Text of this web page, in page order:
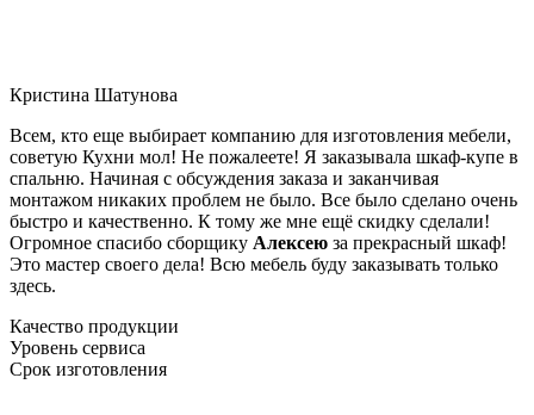
Кристина Шатунова
Всем, кто еще выбирает компанию для изготовления мебели,
советую Кухни мол! Не пожалеете! Я заказывала шкаф-купе в
спальню. Начиная с обсуждения заказа и заканчивая
монтажом никаких проблем не было. Все было сделано очень
быстро и качественно. К тому же мне ещё скидку сделали!
Огромное спасибо сборщику Алексею за прекрасный шкаф!
Это мастер своего дела! Всю мебель буду заказывать только
здесь.
Качество продукции
Уровень сервиса
Срок изготовления